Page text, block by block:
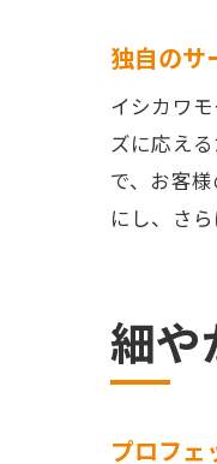
独自のサ
イシカワ
ズに応え
で、お客
にし、さ
細や
プロフェ